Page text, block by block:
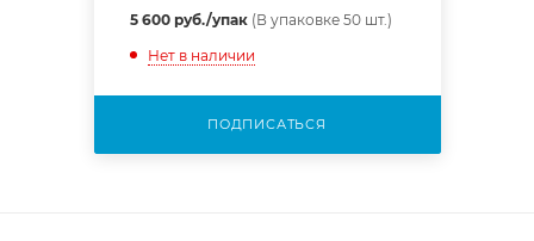
5 600 руб./упак(В упаковке 50 шт.)
Нет в наличии
ПОДПИСАТЬСЯ